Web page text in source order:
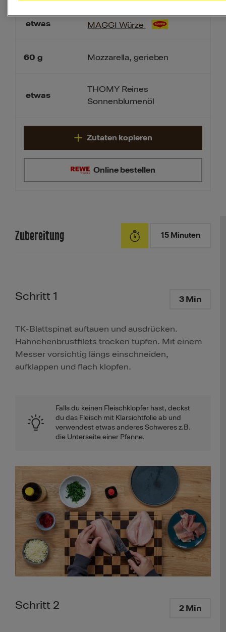
etwas
60 g
etwas
MAGGI Würze
Mozzarella, gerieben
THOMY Reines
Sonnenblumenöl
Online bestellen
Zutaten kopieren
Zubereitung 15 Minuten
Schritt 1 3 Min
TK-Blattspinat auftauen und ausdrücken.
Hähnchenbrustfilets trocken tupfen. Mit einem
Messer vorsichtig längs einschneiden,
aufklappen und flach klopfen.
Falls du keinen Fleischklopfer hast, deckst
du das Fleisch mit Klarsichtfolie ab und
verwendest etwas anderes Schweres z.B.
die Unterseite einer Pfanne.
Schritt 2 2 Min